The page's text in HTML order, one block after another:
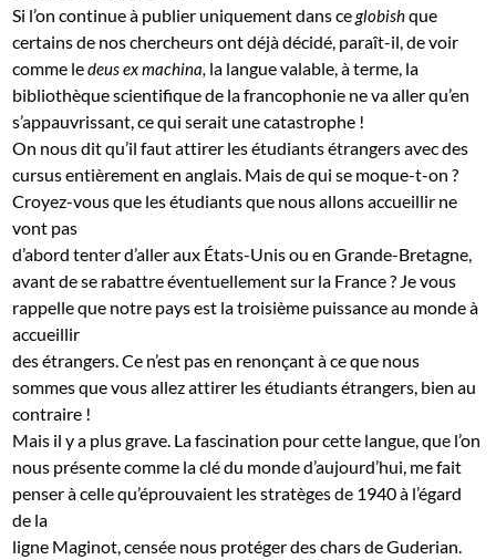
Si l’on continue à publier uniquement dans ceglobishque
certains de nos chercheurs ont déjà décidé, paraît-il, de voir
comme ledeus ex machina, la langue valable, à terme, la
bibliothèque scientifique de la francophonie ne va aller qu’en
s’appauvrissant, ce qui serait une catastrophe !
On nous dit qu’il faut attirer les étudiants étrangers avec des
cursus entièrement en anglais. Mais de qui se moque-t-on ?
Croyez-vous que les étudiants que nous allons accueillir ne
vont pas
d’abord tenter d’aller aux États-Unis ou en Grande-Bretagne,
avant de se rabattre éventuellement sur la France ? Je vous
rappelle que notre pays est la troisième puissance au monde à
accueillir
des étrangers. Ce n’est pas en renonçant à ce que nous
sommes que vous allez attirer les étudiants étrangers, bien au
contraire !
Mais il y a plus grave. La fascination pour cette langue, que l’on
nous présente comme la clé du monde d’aujourd’hui, me fait
penser à celle qu’éprouvaient les stratèges de 1940 à l’égard
de la
ligne Maginot, censée nous protéger des chars de Guderian.